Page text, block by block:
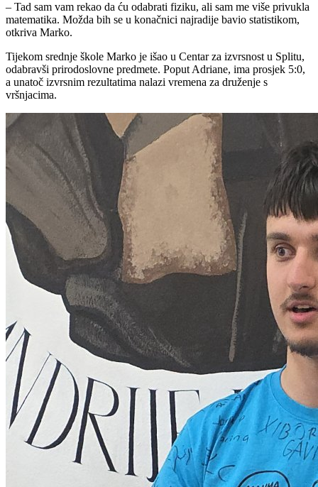
– Tad sam vam rekao da ću odabrati fiziku, ali sam me više privukla
matematika. Možda bih se u konačnici najradije bavio statistikom,
otkriva Marko.
Tijekom srednje škole Marko je išao u Centar za izvrsnost u Splitu,
odabravši prirodoslovne predmete. Poput Adriane, ima prosjek 5:0,
a unatoč izvrsnim rezultatima nalazi vremena za druženje s
vršnjacima.